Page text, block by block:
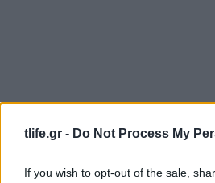
tlife.gr - Do Not Process My
If you wish to opt-out of the sale,